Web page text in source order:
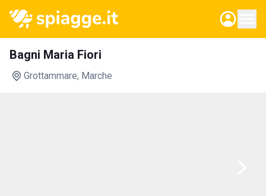
Bagni Maria Fiori
Grottammare, Marche